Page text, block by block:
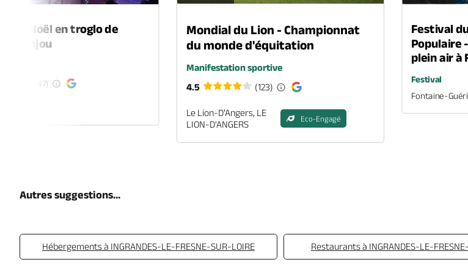
de Noël en troglo de
en-Anjou
(47)
Mondial du Lion - Championnat
du monde d'équitation
Manifestation sportive
4.5
(123)
Le Lion-D'Angers, LE
LION-D'ANGERS
Eco-Engagé
Festival
Populaire
plein air à
Festival
Fontaine-
Autres suggestions...
Hébergements à INGRANDES-LE-FRESNE-SUR-LOIRE Restaurants à INGRANDES-LE-